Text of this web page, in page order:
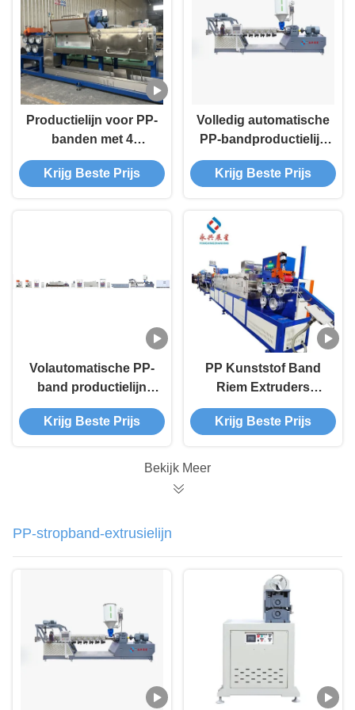
hoge capaciteit 100–
800 KG/u
Productielijn voor PP-
banden met 4
strippen
Krijg Beste Prijs
Volledig automatische
PP-bandproductielijn
met extrudermachine
Krijg Beste Prijs
Volautomatische PP-
band productielijn
voor fabrieken
Krijg Beste Prijs
PP Kunststof Band
Riem Extruders
Productielijn PP Band
Riem Extrusie
Krijg Beste Prijs
Bekijk Meer
PP-stropband-extrusielijn